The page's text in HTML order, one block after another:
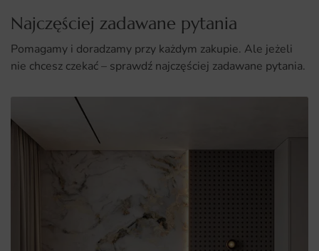
Najczęściej zadawane pytania
Pomagamy i doradzamy przy każdym zakupie. Ale jeżeli
nie chcesz czekać – sprawdź najczęściej zadawane pytania.